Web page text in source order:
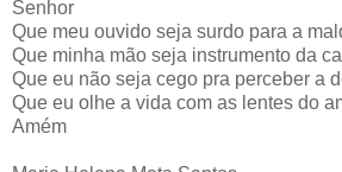
Senhor
Que meu ouvido seja surdo para a
Que minha mão seja instrumento da
Que eu não seja cego pra perceber a
Que eu olhe a vida com as lentes do
Amém